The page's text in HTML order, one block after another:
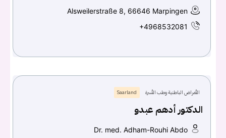
Alsweilerstraße 8, 66646 Marpingen
+4968532081
الأمراض الباطنية وطب الأسرة Saarland
الدكتور أدهم عبدو
Dr. med. Adham-Rouhi Abdo